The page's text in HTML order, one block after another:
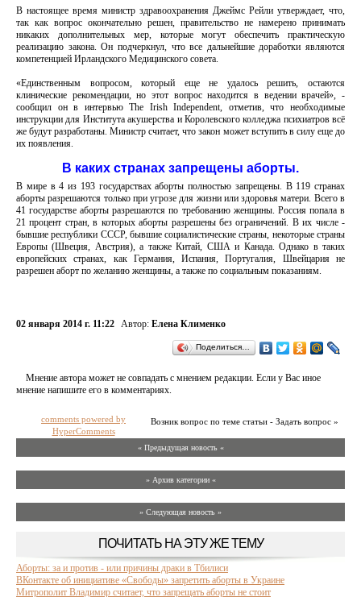
В настоящее время министр здравоохранения Джеймс Рейли утверждает, что,
так как вопрос окончательно решен, правительство не намерено принимать
никаких дополнительных мер, которые могут обеспечить практическую
реализацию закона. Он подчеркнул, что все дальнейшие доработки являются
компетенцией Ирландского Медицинского совета.
«Единственным вопросом, который еще не удалось решить, остаются
клинические рекомендации, но этот вопрос находится в ведении врачей», -
сообщил он в интервью The Irish Independent, отметив, что необходимые
инструкции для Института акушерства и Королевского колледжа психиатров всё
же будут разработаны. Министр считает, что закон может вступить в силу еще до
их появления.
В каких странах запрещены аборты.
В мире в 4 из 193 государствах аборты полностью запрещены. В 119 странах
аборты разрешаются только при угрозе для жизни или здоровья матери. Всего в
41 государстве аборты разрешаются по требованию женщины. Россия попала в
21 процент стран, в которых аборты разрешены без ограничений. В их числе -
бывшие республики СССР, бывшие социалистические страны, некоторые страны
Европы (Швеция, Австрия), а также Китай, США и Канада. Однако в таких
европейских странах, как Германия, Испания, Португалия, Швейцария не
разрешен аборт по желанию женщины, а также по социальным показаниям.
02 января 2014 г. 11:22 Автор: Елена Клименко
Поделиться…
Мнение автора может не совпадать с мнением редакции. Если у Вас иное
мнение напишите его в комментариях.
Возник вопрос по теме статьи - Задать вопрос »
comments powered by
HyperComments
« Предыдущая новость «
» Архив категории «
» Следующая новость »
ПОЧИТАТЬ НА ЭТУ ЖЕ ТЕМУ
Аборты: за и против - или причины драки в Тбилиси
ВКонтакте об инициативе «Свободы» запретить аборты в Украине
Митрополит Владимир считает, что запрещать аборты не стоит